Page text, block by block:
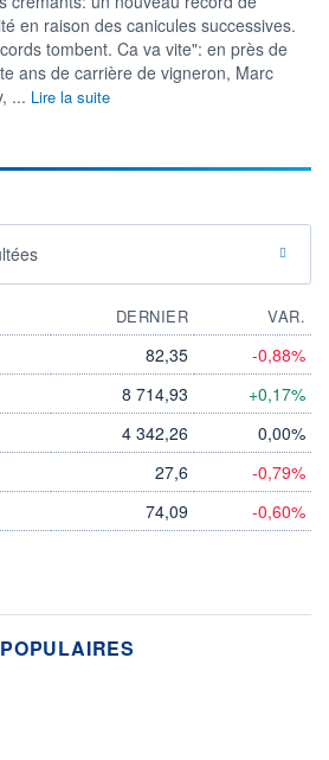
en raison des canicules successives.
tombent. Ca va vite": en près de
ans de carrière de vigneron, Marc
... Lire la suite
DERNIER
VAR.
82,35 -0,88%
8 714,93 +0,17%
4 342,26 0,00%
27,6 -0,79%
74,09 -0,60%